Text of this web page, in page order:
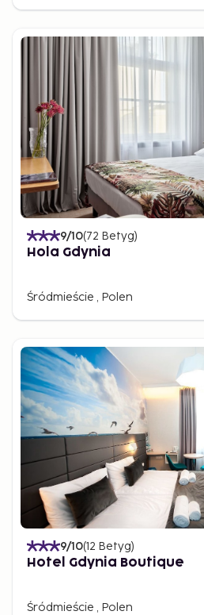
9/10(72 Betyg)
Hola Gdynia
Śródmieście , Polen
9/10(12 Betyg)
Hotel Gdynia Boutique
Śródmieście , Polen